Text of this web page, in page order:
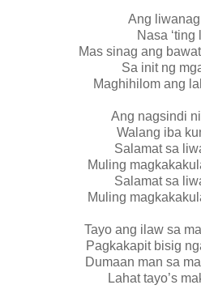
Ang
Nasa ‘ting
Mas sinag ang
Sa init ng
Maghihilom ang
Ang nagsindi
Walang iba
Salamat sa
Muling
Salamat sa
Muling
Tayo ang ilaw sa
Pagkakapit bisig
Dumaan man sa
Lahat tayo’s